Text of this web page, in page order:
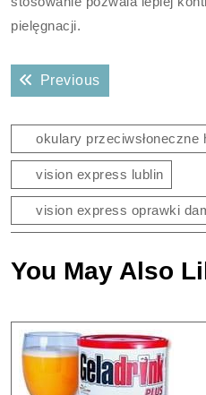
pielęgnacji.
Nawigacja
wpisuPreviousPrevious post:
okulary przeciwsłoneczne
vision express lublin
vision express oprawki
You May Also